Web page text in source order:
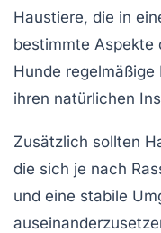
Haustiere, die in
bestimmte Aspekte
Hunde
ihren natürlichen
Zusätzlich sollten
die sich je nach
und eine stabile